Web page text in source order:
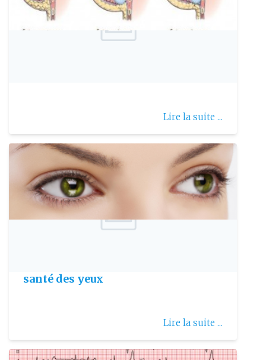
Lire la suite ...
santé des yeux
Lire la suite ...